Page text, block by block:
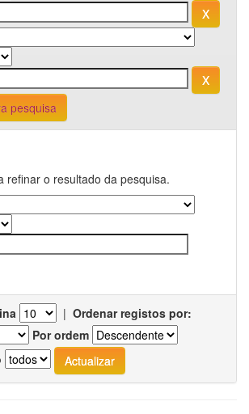
pesquisa
refinar o resultado da pesquisa.
| Ordenar registos por:
Por ordem